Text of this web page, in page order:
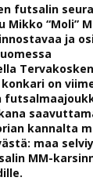
futsalin
“Moli”
ja
on
kannalta
maa
MM-